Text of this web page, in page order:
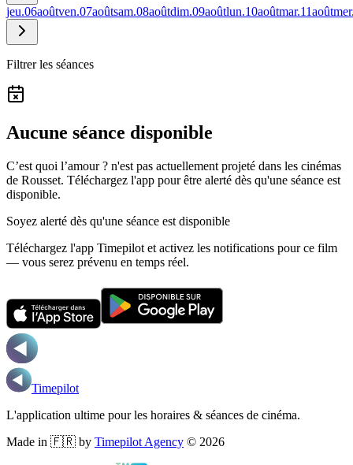
jeu.06aoûtven.07aoûtsam.08aoûtdim.09aoûtlun.10aoûtmar.11août
Filtrer les séances
Aucune séance disponible
C’est quoi l’amour ? n'est pas actuellement projeté dans les cinémas
de Rousset. Téléchargez l'app pour être alerté dès qu'une séance est
disponible.
Soyez alerté dès qu'une séance est disponible
Téléchargez l'app Timepilot et activez les notifications pour ce film
— vous serez prévenu en temps réel.
Timepilot
L'application ultime pour les horaires & séances de cinéma.
Made in 🇫🇷 by Timepilot Agency © 2026